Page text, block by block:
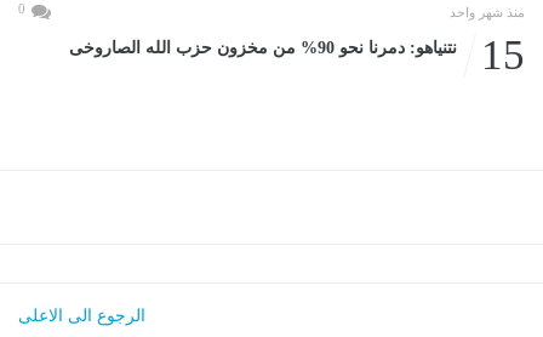
منذ شهر واحد 0
15 نتنياهو: دمرنا نحو 90% من مخزون حزب الله الصاروخى
الرجوع الى الاعلى